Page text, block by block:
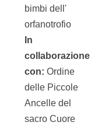
bimbi dell'
orfanotrofio
In
collaborazione
con: Ordine
delle Piccole
Ancelle del
sacro Cuore